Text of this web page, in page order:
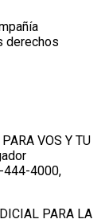
derechos
VOS Y TU
444-4000,
PARA LA